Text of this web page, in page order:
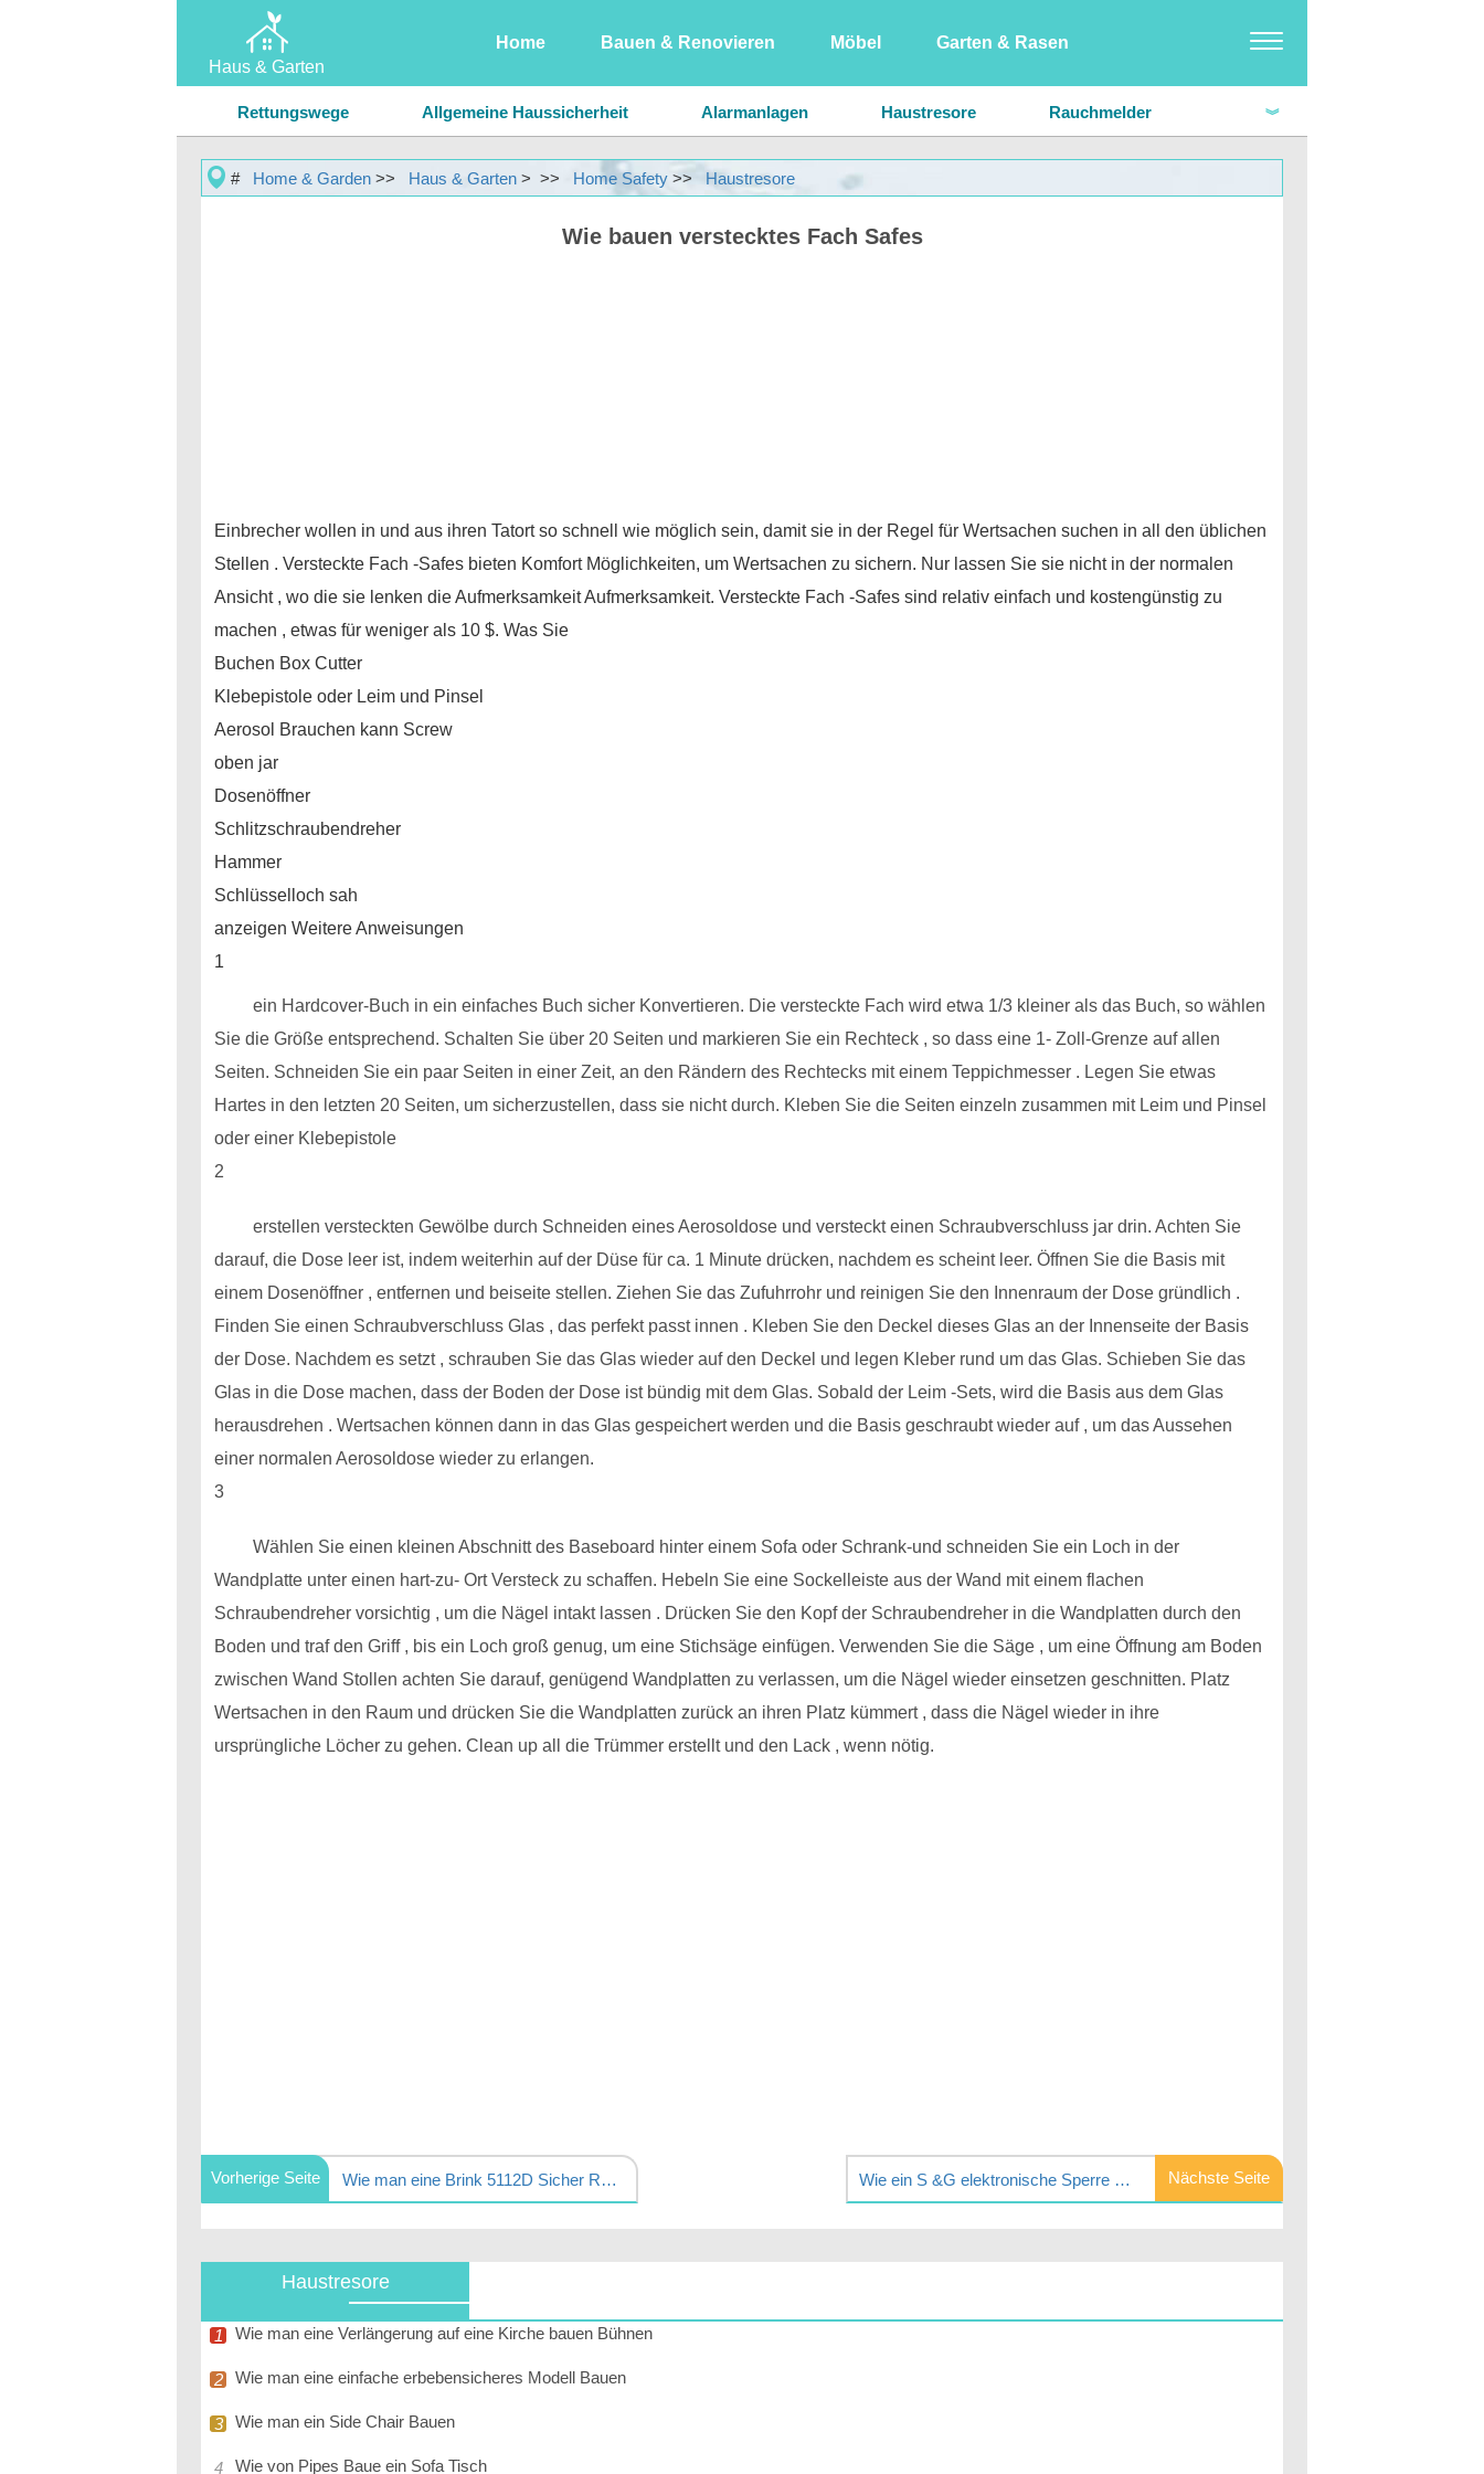
Haus & Garten
Home Bauen & Renovieren Möbel Garten & Rasen
Home Bauen & Renovieren Möbel
Garten & Rasen Haushaltsgeräte Hausdesign & Dekoration
Rettungswege Allgemeine Haussicherheit Alarmanlagen Haustresore Rauchmelder
# Home & Garden >> Haus & Garten > >> Home Safety >> Haustresore
Wie bauen verstecktes Fach Safes
Einbrecher wollen in und aus ihren Tatort so schnell wie möglich sein, damit sie in der Regel für Wertsachen suchen in all den üblichen
Stellen . Versteckte Fach -Safes bieten Komfort Möglichkeiten, um Wertsachen zu sichern. Nur lassen Sie sie nicht in der normalen
Ansicht , wo die sie lenken die Aufmerksamkeit Aufmerksamkeit. Versteckte Fach -Safes sind relativ einfach und kostengünstig zu
machen , etwas für weniger als 10 $. Was Sie
Buchen Box Cutter
Klebepistole oder Leim und Pinsel
Aerosol Brauchen kann Screw
oben jar
Dosenöffner
Schlitzschraubendreher
Hammer
Schlüsselloch sah
anzeigen Weitere Anweisungen
1
ein Hardcover-Buch in ein einfaches Buch sicher Konvertieren. Die versteckte Fach wird etwa 1/3 kleiner als das Buch, so wählen
Sie die Größe entsprechend. Schalten Sie über 20 Seiten und markieren Sie ein Rechteck , so dass eine 1- Zoll-Grenze auf allen
Seiten. Schneiden Sie ein paar Seiten in einer Zeit, an den Rändern des Rechtecks ​​mit einem Teppichmesser . Legen Sie etwas
Hartes in den letzten 20 Seiten, um sicherzustellen, dass sie nicht durch. Kleben Sie die Seiten einzeln zusammen mit Leim und Pinsel
oder einer Klebepistole
2
erstellen versteckten Gewölbe durch Schneiden eines Aerosoldose und versteckt einen Schraubverschluss jar drin. Achten Sie
darauf, die Dose leer ist, indem weiterhin auf der Düse für ca. 1 Minute drücken, nachdem es scheint leer. Öffnen Sie die Basis mit
einem Dosenöffner , entfernen und beiseite stellen. Ziehen Sie das Zufuhrrohr und reinigen Sie den Innenraum der Dose gründlich .
Finden Sie einen Schraubverschluss Glas , das perfekt passt innen . Kleben Sie den Deckel dieses Glas an der Innenseite der Basis
der Dose. Nachdem es setzt , schrauben Sie das Glas wieder auf den Deckel und legen Kleber rund um das Glas. Schieben Sie das
Glas in die Dose machen, dass der Boden der Dose ist bündig mit dem Glas. Sobald der Leim -Sets, wird die Basis aus dem Glas
herausdrehen . Wertsachen können dann in das Glas gespeichert werden und die Basis geschraubt wieder auf , um das Aussehen
einer normalen Aerosoldose wieder zu erlangen.
3
Wählen Sie einen kleinen Abschnitt des Baseboard hinter einem Sofa oder Schrank-und schneiden Sie ein Loch in der
Wandplatte unter einen hart-zu- Ort Versteck zu schaffen. Hebeln Sie eine Sockelleiste aus der Wand mit einem flachen
Schraubendreher vorsichtig , um die Nägel intakt lassen . Drücken Sie den Kopf der Schraubendreher in die Wandplatten durch den
Boden und traf den Griff , bis ein Loch groß genug, um eine Stichsäge einfügen. Verwenden Sie die Säge , um eine Öffnung am Boden
zwischen Wand Stollen achten Sie darauf, genügend Wandplatten zu verlassen, um die Nägel wieder einsetzen geschnitten. Platz
Wertsachen in den Raum und drücken Sie die Wandplatten zurück an ihren Platz kümmert , dass die Nägel wieder in ihre
ursprüngliche Löcher zu gehen. Clean up all die Trümmer erstellt und den Lack , wenn nötig.
Vorherige Seite Wie man eine Brink 5112D Sicher Reset Nächste Seite
Wie ein S &G elektronische Sperre ersetzen
Haustresore
Wie man eine Verlängerung auf eine Kirche bauen Bühnen
Wie man eine einfache erbebensicheres Modell Bauen
Wie man ein Side Chair Bauen
Wie von Pipes Baue ein Sofa Tisch